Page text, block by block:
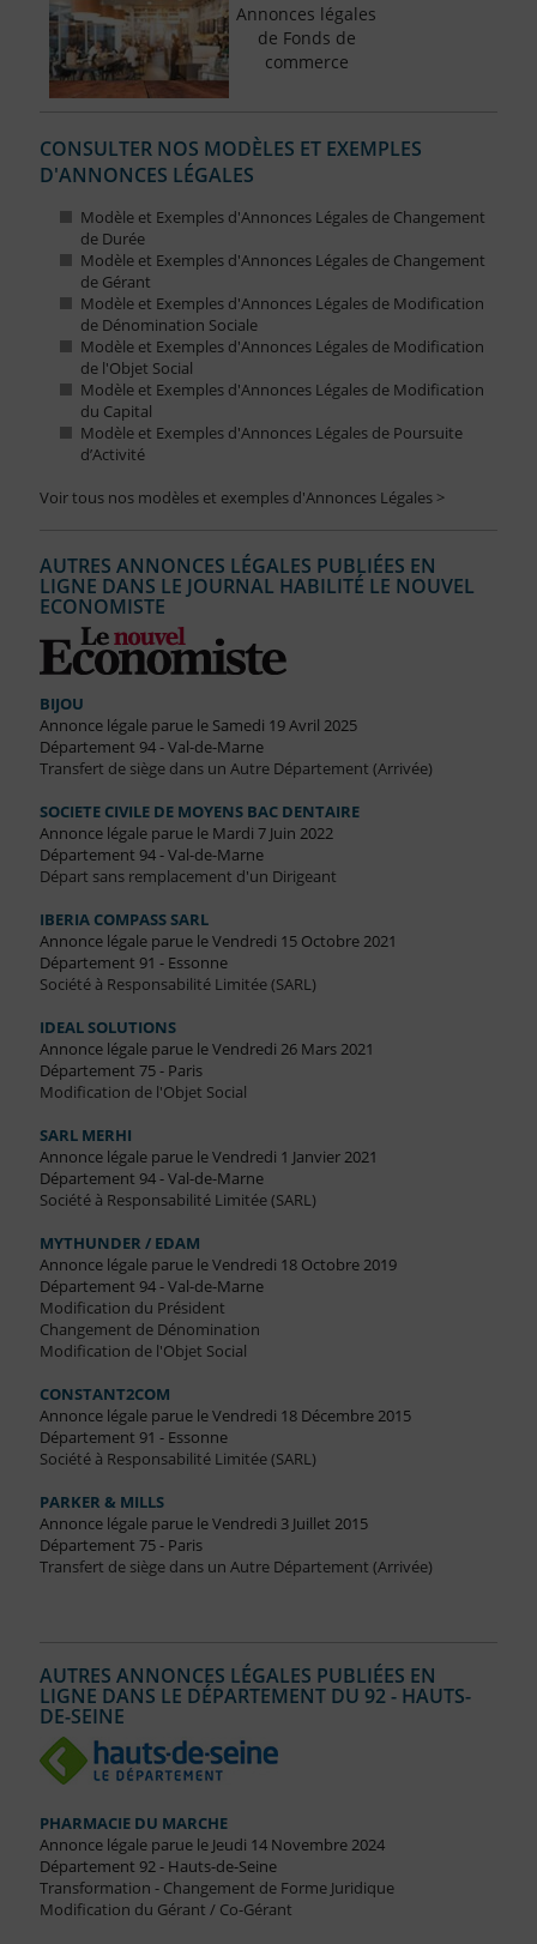
Annonces légales
de Fonds de
commerce
CONSULTER NOS MODÈLES ET EXEMPLES
D'ANNONCES LÉGALES
Modèle et Exemples d'Annonces Légales de Changement
de Durée
Modèle et Exemples d'Annonces Légales de Changement
de Gérant
Modèle et Exemples d'Annonces Légales de Modification
de Dénomination Sociale
Modèle et Exemples d'Annonces Légales de Modification
de l'Objet Social
Modèle et Exemples d'Annonces Légales de Modification
du Capital
Modèle et Exemples d'Annonces Légales de Poursuite
d’Activité
Voir tous nos modèles et exemples d'Annonces Légales >
AUTRES ANNONCES LÉGALES PUBLIÉES EN
LIGNE DANS LE JOURNAL HABILITÉ LE NOUVEL
ECONOMISTE
BIJOU
Annonce légale parue le Samedi 19 Avril 2025
Département 94 - Val-de-Marne
Transfert de siège dans un Autre Département (Arrivée)
SOCIETE CIVILE DE MOYENS BAC DENTAIRE
Annonce légale parue le Mardi 7 Juin 2022
Département 94 - Val-de-Marne
Départ sans remplacement d'un Dirigeant
IBERIA COMPASS SARL
Annonce légale parue le Vendredi 15 Octobre 2021
Département 91 - Essonne
Société à Responsabilité Limitée (SARL)
IDEAL SOLUTIONS
Annonce légale parue le Vendredi 26 Mars 2021
Département 75 - Paris
Modification de l'Objet Social
SARL MERHI
Annonce légale parue le Vendredi 1 Janvier 2021
Département 94 - Val-de-Marne
Société à Responsabilité Limitée (SARL)
MYTHUNDER / EDAM
Annonce légale parue le Vendredi 18 Octobre 2019
Département 94 - Val-de-Marne
Modification du Président
Changement de Dénomination
Modification de l'Objet Social
CONSTANT2COM
Annonce légale parue le Vendredi 18 Décembre 2015
Département 91 - Essonne
Société à Responsabilité Limitée (SARL)
PARKER & MILLS
Annonce légale parue le Vendredi 3 Juillet 2015
Département 75 - Paris
Transfert de siège dans un Autre Département (Arrivée)
AUTRES ANNONCES LÉGALES PUBLIÉES EN
LIGNE DANS LE DÉPARTEMENT DU 92 - HAUTS-
DE-SEINE
PHARMACIE DU MARCHE
Annonce légale parue le Jeudi 14 Novembre 2024
Département 92 - Hauts-de-Seine
Transformation - Changement de Forme Juridique
Modification du Gérant / Co-Gérant